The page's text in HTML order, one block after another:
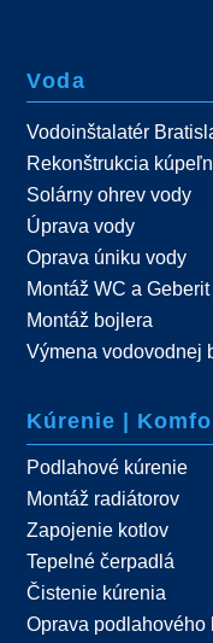
Voda
Vodoinštalatér
Rekonštrukcia
Solárny ohrev vody
Úprava vody
Oprava úniku vody
Montáž WC a Geberit
Montáž bojlera
Výmena vodovodnej
Kúrenie |
Podlahové kúrenie
Montáž radiátorov
Zapojenie kotlov
Tepelné čerpadlá
Čistenie kúrenia
Oprava podlahového